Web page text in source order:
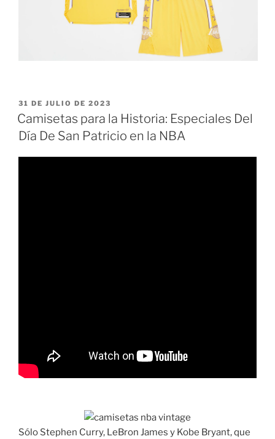
PUBLICADO
EL
31 DE JULIO DE 2023
Camisetas para la Historia: Especiales Del
Día De San Patricio en la NBA
Sólo Stephen Curry, LeBron James y Kobe Bryant, que